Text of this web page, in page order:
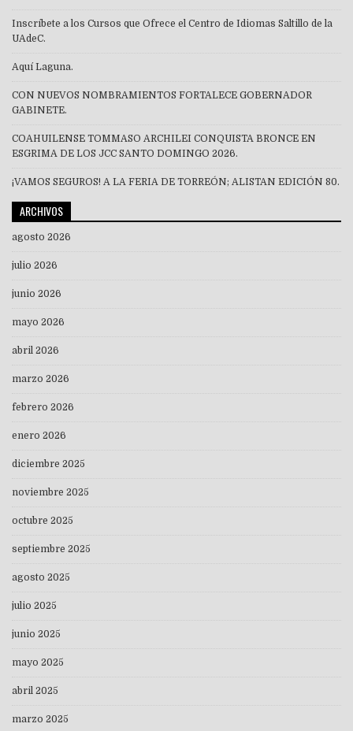
Inscríbete a los Cursos que Ofrece el Centro de Idiomas Saltillo de la
UAdeC.
Aquí Laguna.
CON NUEVOS NOMBRAMIENTOS FORTALECE GOBERNADOR
GABINETE.
COAHUILENSE TOMMASO ARCHILEI CONQUISTA BRONCE EN
ESGRIMA DE LOS JCC SANTO DOMINGO 2026.
¡VAMOS SEGUROS! A LA FERIA DE TORREÓN; ALISTAN EDICIÓN 80.
ARCHIVOS
agosto 2026
julio 2026
junio 2026
mayo 2026
abril 2026
marzo 2026
febrero 2026
enero 2026
diciembre 2025
noviembre 2025
octubre 2025
septiembre 2025
agosto 2025
julio 2025
junio 2025
mayo 2025
abril 2025
marzo 2025